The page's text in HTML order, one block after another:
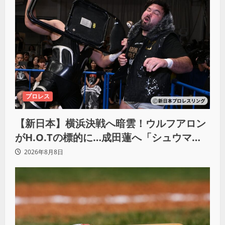
プロレス
【新日本】横浜決戦へ暗雲！ウルフアロン
がH.O.Tの標的に…成田蓮へ「シュウマイ
にしてやる」と怒り爆発
2026年8月8日